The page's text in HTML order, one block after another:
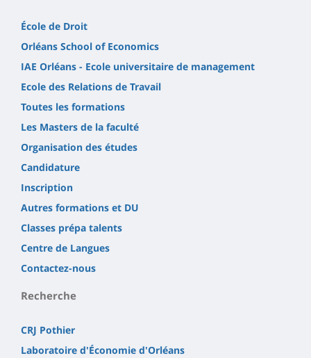
École de Droit
Orléans School of Economics
IAE Orléans - Ecole universitaire de management
Ecole des Relations de Travail
Toutes les formations
Les Masters de la faculté
Organisation des études
Candidature
Inscription
Autres formations et DU
Classes prépa talents
Centre de Langues
Contactez-nous
Recherche
CRJ Pothier
Laboratoire d'Économie d'Orléans